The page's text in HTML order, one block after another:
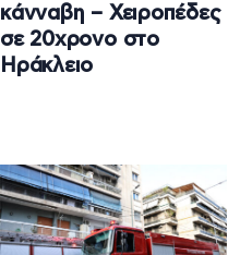
κάνναβη – Χειροπέδες
σε 20χρονο στο
Ηράκλειο